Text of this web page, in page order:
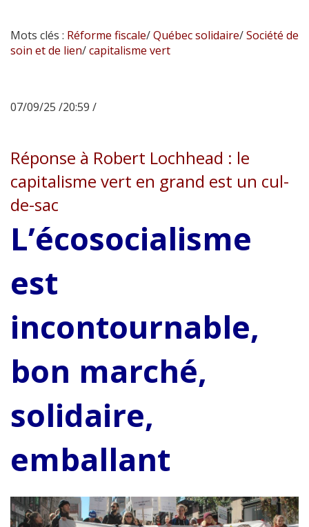
Mots clés : Réforme fiscale/Québec solidaire/Société de
soin et de lien/capitalisme vert
07/09/25 /20:59 /
Réponse à Robert Lochhead : le
capitalisme vert en grand est un cul-
de-sac
L’écosocialisme
est
incontournable,
bon marché,
solidaire,
emballant